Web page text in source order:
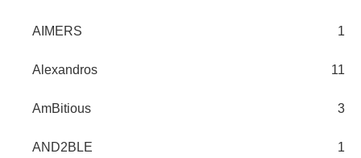
AIMERS 1
Alexandros 11
AmBitious 3
AND2BLE 1